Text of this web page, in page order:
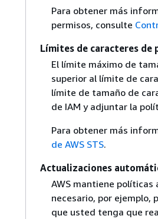
Para obtener más
permisos, consulte
Límites de caracteres de
El límite máximo de
superior al límite de
límite de tamaño de
de IAM y adjuntar la
Para obtener más
de AWS STS.
Actualizaciones
AWS mantiene políticas
necesario, por ejemplo,
que usted tenga que